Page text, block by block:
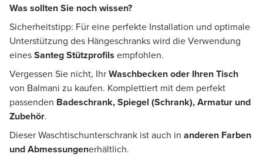
Was sollten Sie noch wissen?
Sicherheitstipp: Für eine perfekte Installation und optimale
Unterstützung des Hängeschranks wird die Verwendung
einesSanteg Stützprofils empfohlen.
Vergessen Sie nicht, IhrWaschbecken oder Ihren Tisch
von Balmani zu kaufen. Komplettiert mit dem perfekt
passenden Badeschrank, Spiegel (Schrank), Armatur und
Zubehör.
Dieser Waschtischunterschrank ist auch in anderen Farben
und Abmessungenerhältlich.